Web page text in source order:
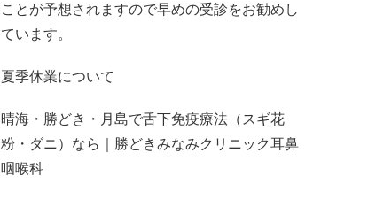
ことが予想されますので早めの受診をお勧めし
ています。
夏季休業について
晴海・勝どき・月島で舌下免疫療法（スギ花
粉・ダニ）なら｜勝どきみなみクリニック耳鼻
咽喉科